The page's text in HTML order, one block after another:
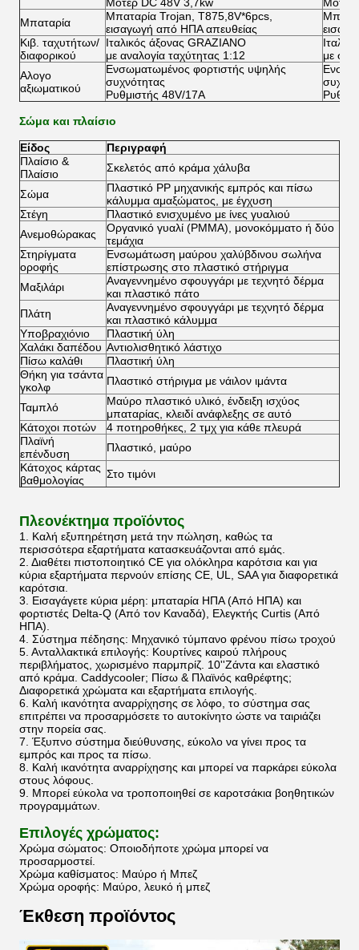
Μπαταρία
Μπαταρία Trojan, T875,8V*6pcs,
εισαγωγή από ΗΠΑ απευθείας
Κιβ. ταχυτήτων/
διαφορικού
Ιταλικός άξονας GRAZIANO
με αναλογία ταχύτητας 1:12
με
Αλογο
αξιωματικού
Ενσωματωμένος φορτιστής υψηλής
συχνότητας
Ρυθμιστής 48V/17A
Σώμα και πλαίσιο
Είδος
Περιγραφή
Πλαίσιο &
Πλαίσιο
Σκελετός από κράμα χάλυβα
Σώμα
Πλαστικό PP μηχανικής εμπρός και πίσω
κάλυμμα αμαξώματος, με έγχυση
Στέγη
Πλαστικό ενισχυμένο με ίνες γυαλιού
Ανεμοθώρακας
Οργανικό γυαλί (PMMA), μονοκόμματο ή δύο
τεμάχια
Στηρίγματα
οροφής
Ενσωμάτωση μαύρου χαλύβδινου σωλήνα
επίστρωσης στο πλαστικό στήριγμα
Μαξιλάρι
Αναγεννημένο σφουγγάρι με τεχνητό δέρμα
και πλαστικό πάτο
Πλάτη
Αναγεννημένο σφουγγάρι με τεχνητό δέρμα
και πλαστικό κάλυμμα
Υποβραχιόνιο
Πλαστική ύλη
Χαλάκι δαπέδου Αντιολισθητικό λάστιχο
Πίσω καλάθι
Πλαστική ύλη
Θήκη για τσάντα
γκολφ
Πλαστικό στήριγμα με νάιλον ιμάντα
Ταμπλό
Μαύρο πλαστικό υλικό, ένδειξη ισχύος
μπαταρίας, κλειδί ανάφλεξης σε αυτό
Κάτοχοι ποτών
4 ποτηροθήκες, 2 τμχ για κάθε πλευρά
Πλαϊνή
επένδυση
Πλαστικό, μαύρο
Κάτοχος κάρτας
βαθμολογίας
Στο τιμόνι
Πλεονέκτημα προϊόντος
1. Καλή εξυπηρέτηση μετά την πώληση, καθώς τα
περισσότερα εξαρτήματα κατασκευάζονται από εμάς.
2. Διαθέτει πιστοποιητικό CE για ολόκληρα καρότσια και για
κύρια εξαρτήματα περνούν επίσης CE, UL, SAA για διαφορετικά
καρότσια.
3. Εισαγάγετε κύρια μέρη: μπαταρία ΗΠΑ (Από ΗΠΑ) και
φορτιστές Delta-Q (Από τον Καναδά), Ελεγκτής Curtis (Από
ΗΠΑ).
4. Σύστημα πέδησης: Μηχανικό τύμπανο φρένου πίσω τροχού
5. Ανταλλακτικά επιλογής: Κουρτίνες καιρού πλήρους
περιβλήματος, χωρισμένο παρμπρίζ. 10''Ζάντα και ελαστικό
από κράμα. Caddycooler; Πίσω & Πλαϊνός καθρέφτης;
Διαφορετικά χρώματα και εξαρτήματα επιλογής.
6. Καλή ικανότητα αναρρίχησης σε λόφο, το σύστημα σας
επιτρέπει να προσαρμόσετε το αυτοκίνητο ώστε να ταιριάζει
στην πορεία σας.
7. Έξυπνο σύστημα διεύθυνσης, εύκολο να γίνει προς τα
εμπρός και προς τα πίσω.
8. Καλή ικανότητα αναρρίχησης και μπορεί να παρκάρει εύκολα
στους λόφους.
9. Μπορεί εύκολα να τροποποιηθεί σε καροτσάκια βοηθητικών
προγραμμάτων.
Επιλογές χρώματος:
Χρώμα σώματος: Οποιοδήποτε χρώμα μπορεί να
προσαρμοστεί.
Χρώμα καθίσματος: Μαύρο ή Μπεζ
Χρώμα οροφής: Μαύρο, λευκό ή μπεζ
Έκθεση προϊόντος